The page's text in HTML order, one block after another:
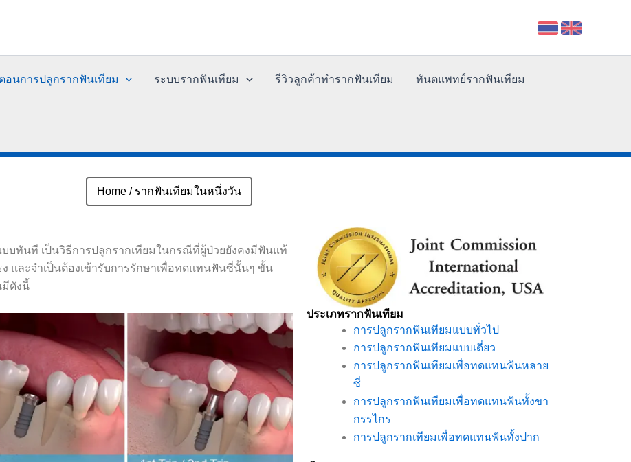
อนการปลูกรากฟันเทียม ระบบรากฟันเทียม รีวิวลูกค้าทำรากฟันเทียม ทันตแพทย์รากฟันเทียม
Home / รากฟันเทียมในหนึ่งวัน
บทันที เป็นวิธีการปลูกรากเทียมในกรณีที่ผู้ป่วยยังคงมีฟันแท้
ละจำเป็นต้องเข้ารับการรักษาเพื่อทดแทนฟันซี่นั้นๆ ขั้น
มีดังนี้
ประเภทรากฟันเทียม
การปลูกรากฟันเทียมแบบทั่วไป
การปลูกรากฟันเทียมแบบเดี่ยว
การปลูกรากฟันเทียมเพื่อทดแทนฟันหลาย
ซี่
การปลูกรากฟันเทียมเพื่อทดแทนฟันทั้งขา
กรรไกร
การปลูกรากเทียมเพื่อทดแทนฟันทั้งปาก